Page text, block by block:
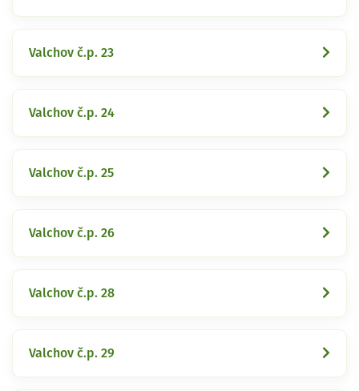
Valchov č.p. 23
Valchov č.p. 24
Valchov č.p. 25
Valchov č.p. 26
Valchov č.p. 28
Valchov č.p. 29